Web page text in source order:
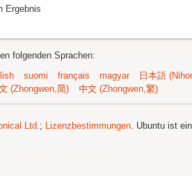
Ergebnis
folgenden Sprachen:
suomi français magyar 日本語
(Zhongwen,简) 中文 (Zhongwen,繁)
Ltd.; Lizenzbestimmungen. Ubuntu ist